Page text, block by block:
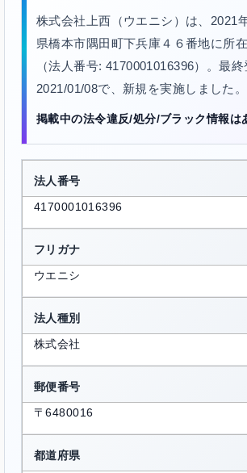
株式会社上西（ウエニシ）は、2021
県橋本市隅田町下兵庫４６番地に所
（法人番号: 4170001016396）。最
2021/01/08で、新規を実施しました。
掲載中の法令違反/処分/ブラック情報は
法人番号
4170001016396
フリガナ
ウエニシ
法人種別
株式会社
郵便番号
〒6480016
都道府県